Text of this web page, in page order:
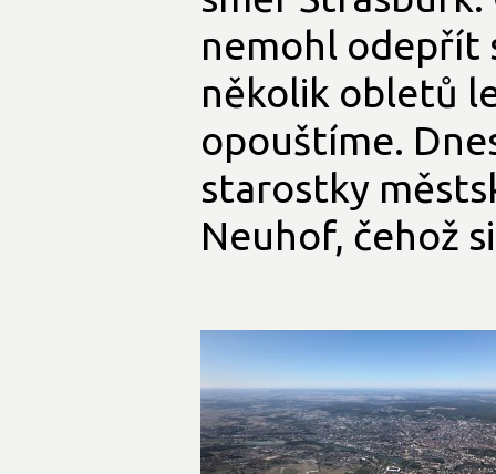
nemohl odepřít
několik obletů
opouštíme.
starostky
Neuhof, čehož